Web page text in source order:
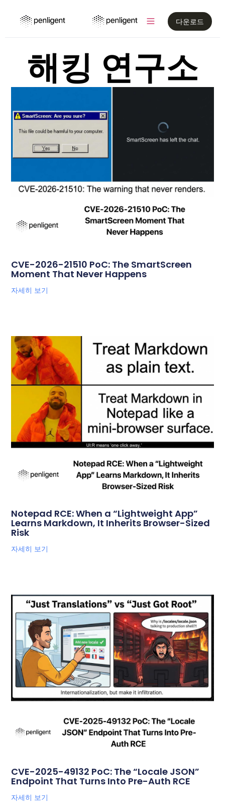
다운로드
해킹 연구소
CVE-2026-21510 PoC: The SmartScreen
Moment That Never Happens
자세히 보기
Notepad RCE: When a “Lightweight App”
Learns Markdown, It Inherits Browser-Sized
Risk
자세히 보기
CVE-2025-49132 PoC: The “Locale JSON”
Endpoint That Turns Into Pre-Auth RCE
자세히 보기